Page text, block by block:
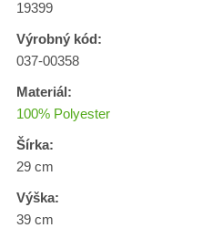
19399
Výrobný kód:
037-00358
Materiál:
100% Polyester
Šírka:
29 cm
Výška:
39 cm